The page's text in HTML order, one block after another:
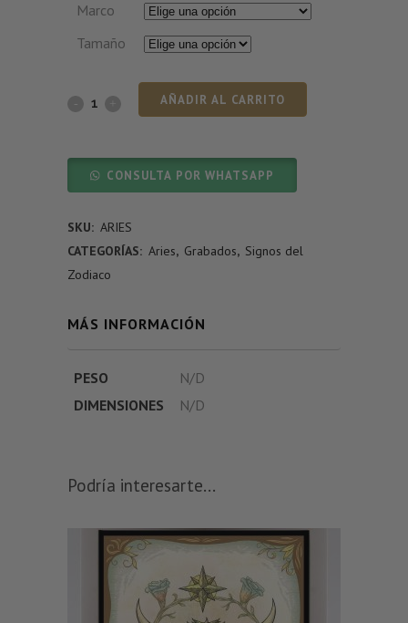
Marco
Tamaño
AÑADIR AL CARRITO
CONSULTA POR WHATSAPP
SKU: ARIES
CATEGORÍAS: Aries, Grabados, Signos del
Zodiaco
MÁS INFORMACIÓN
PESO
N/D
DIMENSIONES
N/D
Podría interesarte...